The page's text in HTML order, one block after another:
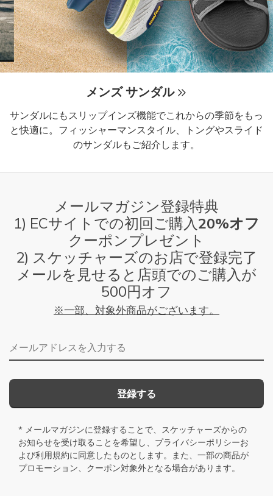
メンズ サンダル
サンダルにもスリップインズ機能でこれからの季節をもっ
と快適に。フィッシャーマンスタイル、トングやスライド
のサンダルもご紹介します。
メールマガジン登録特典
1) ECサイトでの初回ご購入 20%オフ
クーポンプレゼント
2) スケッチャーズのお店で登録完了
メールを見せると店頭でのご購入が
500円オフ
※一部、対象外商品がございます。
メールアドレス
登録する
* メールマガジンに登録することで、スケッチャーズからの
お知らせを受け取ることを希望し、 プライバシーポリシーお
よび利用規約に同意したものとします。また、一部の商品が
プロモーション、クーポン対象外となる場合があります。